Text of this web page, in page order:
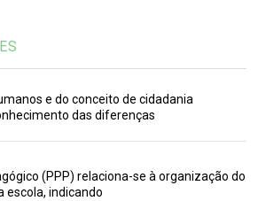
e do conceito de cidadania
das diferenças
(PPP) relaciona-se à organização do
escola, indicando